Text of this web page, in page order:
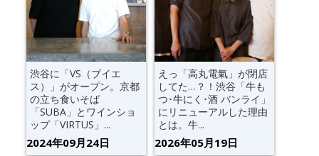
渋谷に「VS（ブイエ
ス）」がオープン。京都
の立ち食いそば
「SUBA」とワインショ
ップ「VIRTUS」...
2024年09月24日
えっ「高丸電氣」が閉店
してた…？！渋谷「牛も
つ･牛にく･酒 バンライ」
にリニューアルした理由
とは。牛...
2026年05月19日